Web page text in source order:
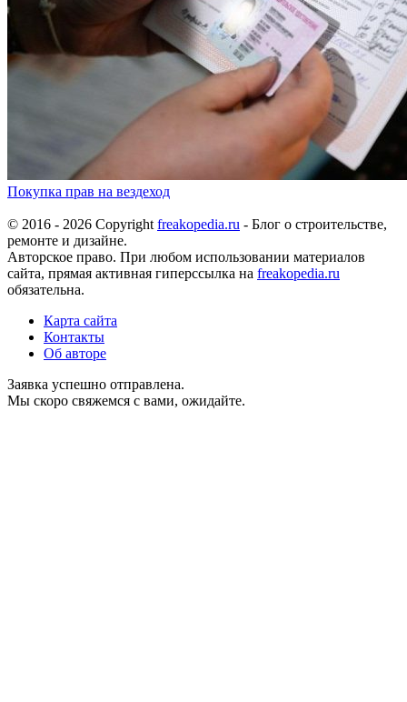
Покупка прав на вездеход
© 2016 - 2026 Copyrightfreakopedia.ru - Блог о строительстве,
ремонте и дизайне.
Авторское право. При любом использовании материалов
сайта, прямая активная гиперссылка на freakopedia.ru
обязательна.
Карта сайта
Контакты
Об авторе
Заявка успешно отправлена.
Мы скоро свяжемся с вами, ожидайте.